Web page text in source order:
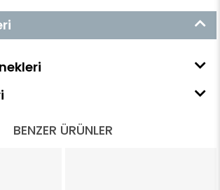
BENZER ÜRÜNLER